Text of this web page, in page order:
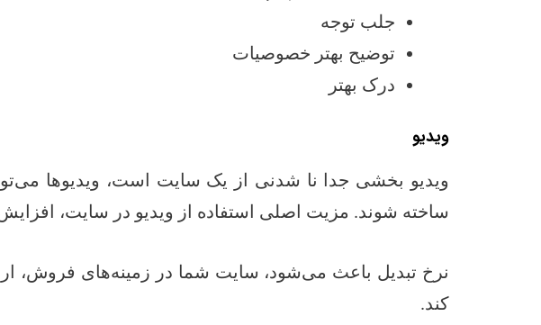
جلب توجه
توضیح بهتر خصوصیات
درک بهتر
ویدیو
ویدیو بخشی جدا نا شدنی از یک سایت است، ویدیوها
ساخته شوند. مزیت اصلی استفاده از ویدیو در سایت،
نرخ تبدیل باعث می‌شود، سایت شما در زمینه‌های فروش،
کند.